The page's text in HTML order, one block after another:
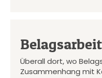
Überall dort, wo
Zusammenhang mit